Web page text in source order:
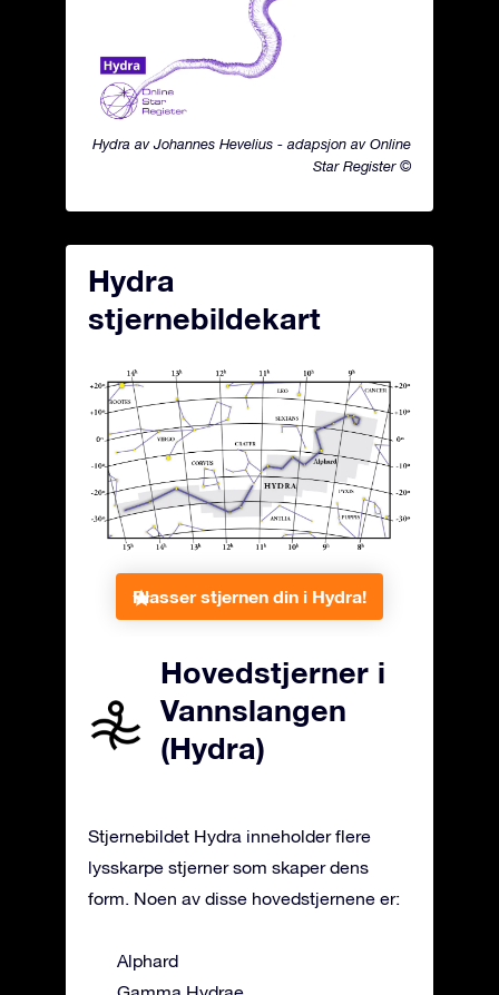
Hydra av Johannes Hevelius - adapsjon av Online
Star Register ©
Hydra
stjernebildekart
Plasser stjernen din i Hydra!
Hovedstjerner i
Vannslangen
(Hydra)
Stjernebildet Hydra inneholder flere
lysskarpe stjerner som skaper dens
form. Noen av disse hovedstjernene er:
Alphard